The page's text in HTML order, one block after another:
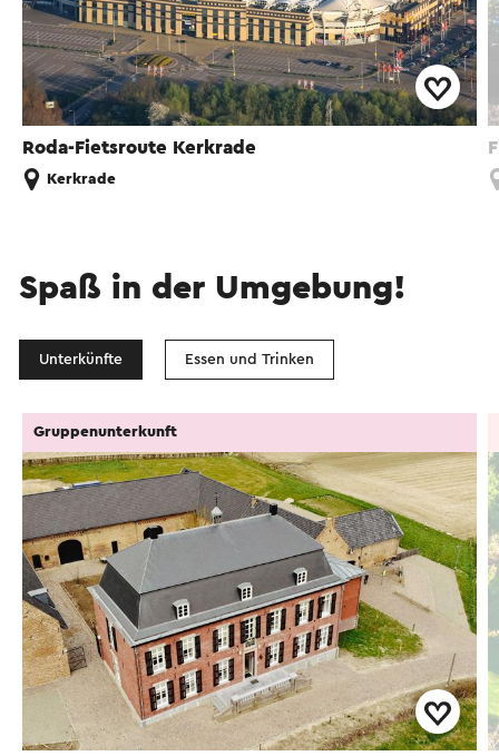
Roda-Fietsroute Kerkrade
Kerkrade
Spaß in der Umgebung!
Unterkünfte Essen und Trinken
Gruppenunterkunft